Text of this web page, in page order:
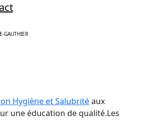
GAUTHIER
Hygiène et Salubritéaux
une éducation de qualité.Les